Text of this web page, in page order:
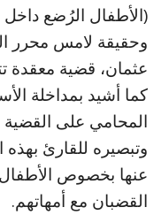
(الأطفال الرُضع
وحقيقة لامس محرر
عثمان، قضية معقدة
كما أشيد بمداخلة
المحامي على
وتبصيره للقارئ
عنها بخصوص
القضبان مع أمهاتهم.